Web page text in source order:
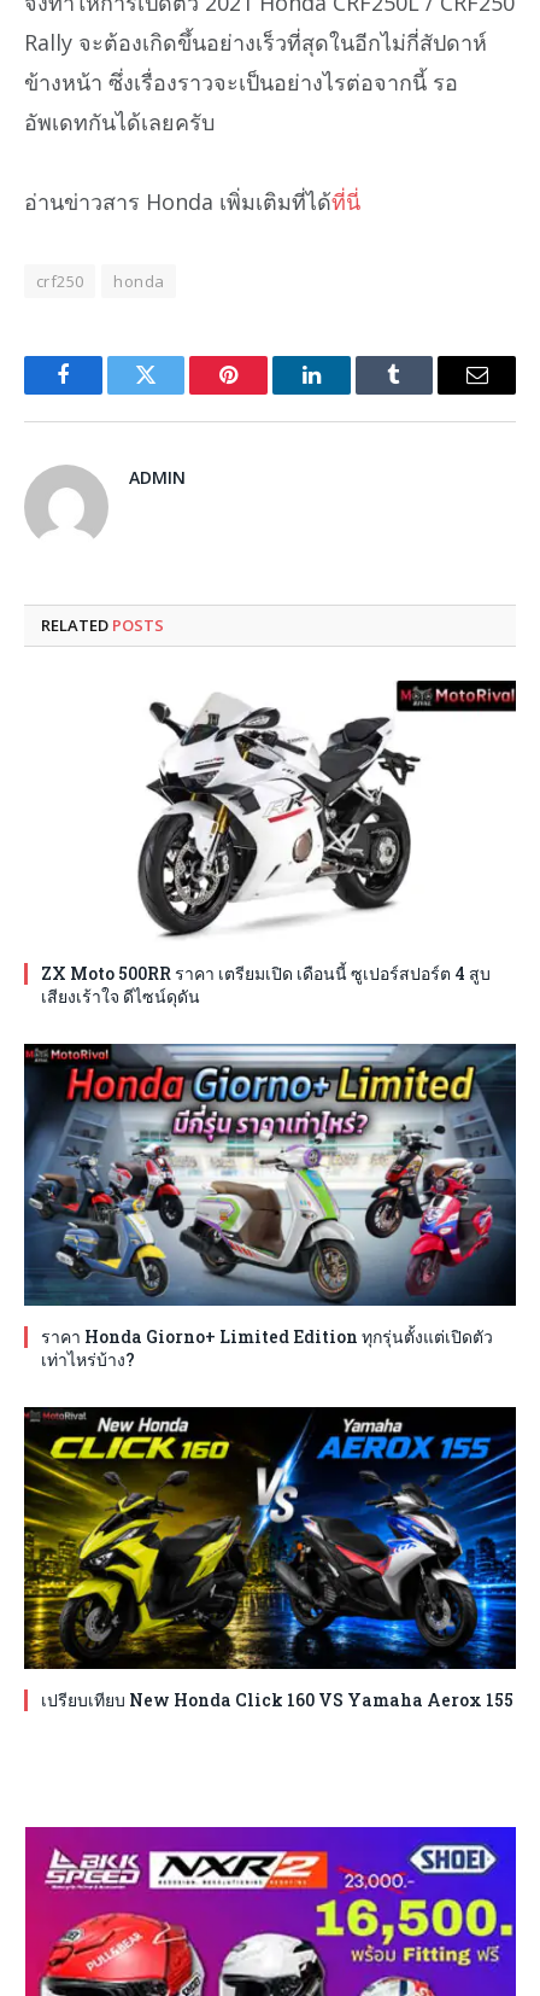
Rally จะต้องเกิดขึ้นอย่างเร็วที่สุดในอีกไม่กี่สัปดาห์
ข้างหน้า ซึ่งเรื่องราวจะเป็นอย่างไรต่อจากนี้ รอ
อัพเดทกันได้เลยครับ
อ่านข่าวสาร Honda เพิ่มเติมที่ได้ที่นี่
crf250 honda
FacebookTwitter Pinterest LinkedInTumblr Email
ADMIN
RELATED POSTS
ZX Moto 500RR ราคา เตรียมเปิด เดือนนี้ ซูเปอร์สปอร์ต 4 สูบ
เสียงเร้าใจ ดีไซน์ดุดัน
ราคา Honda Giorno+ Limited Edition ทุกรุ่นตั้งแต่เปิดตัว
เท่าไหร่บ้าง?
เปรียบเทียบ New Honda Click 160 VS Yamaha Aerox 155